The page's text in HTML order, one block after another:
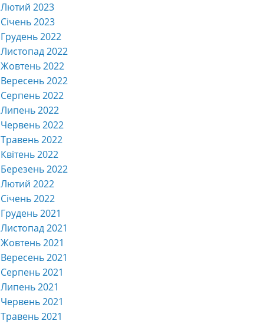
Лютий 2023
Січень 2023
Грудень 2022
Листопад 2022
Жовтень 2022
Вересень 2022
Серпень 2022
Липень 2022
Червень 2022
Травень 2022
Квітень 2022
Березень 2022
Лютий 2022
Січень 2022
Грудень 2021
Листопад 2021
Жовтень 2021
Вересень 2021
Серпень 2021
Липень 2021
Червень 2021
Травень 2021